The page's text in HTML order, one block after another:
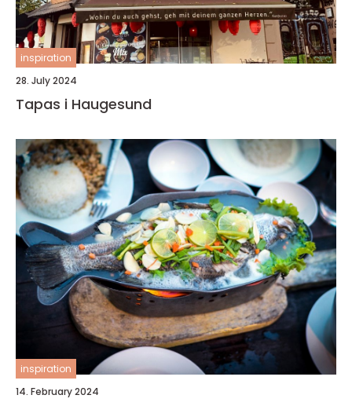
inspiration
28. July 2024
Tapas i Haugesund
inspiration
14. February 2024